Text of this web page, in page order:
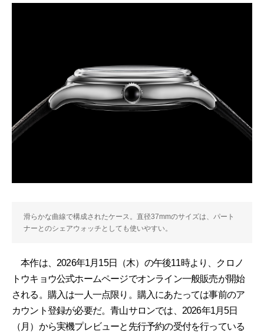
滑らかな曲線で構成されたケース。直径37mmのサイズは、パート
ナーとのシェアウォッチとしても使いやすい。
本作は、2026年1月15日（木）の午後11時より、クロノ
トウキョウ公式ホームページでオンライン一般販売が開始
される。購入は一人一点限り。購入にあたっては事前のア
カウント登録が必要だ。青山サロンでは、2026年1月5日
（月）から実機プレビューと先行予約の受付を行っている